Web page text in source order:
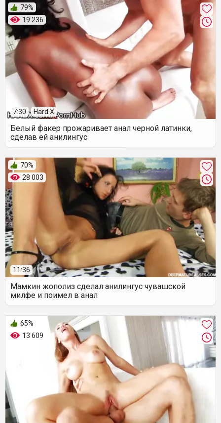
19 236
79%
7:30 Hard X
Белый факер прожаривает анал черной латинки,
сделав ей анилингус
28 003
70%
11:36
Мамкин жополиз сделал анилингус чувашской
милфе и поимел в анал
13 609
65%